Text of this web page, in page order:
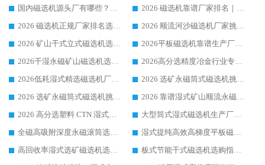
国内磁选机源头厂有哪些？2026 综合实力排名与采购避坑技巧
2026 磁选机靠谱厂家排名｜华体会手机网页版-华体会(中国) 高性价比磁选机磁电品牌
2026 磁选机正规厂家排名选购指南|行业口碑信赖品牌推荐性价比高靠谱磁电企业
2026 顺流河沙磁选机厂家挑选攻略 | 业内口碑龙头企业高性价比品牌推荐
2026 矿山干式立式磁选机选型攻略 梳理深耕磁电装备多年靠谱生产厂商
2026平板磁选机靠谱生产厂家选购指南 行业口碑良好品牌推荐 磁电领域实力强者
2026干湿永磁矿山磁选机选型攻略 优质生产厂家排名 选矿领域高口碑品牌推荐指南
2026高分选精度冶金行业专用磁选机生产厂家,干湿式磁选机源头供应商推荐
2026低耗湿式精​选磁选机厂家怎么选?湿式精选磁选机供应商，行业认可度较高生产厂家华体会手机网页版-华体会(中国) 全面解析
2026 选矿永磁筒式磁选机挑选指南 华体会手机网页版-华体会(中国) 推荐品牌行业口碑佳实力突出
2026 选矿永磁筒式磁选机挑选干货：华体会手机网页版-华体会(中国) 源头厂，绿色高效实力出众
2026 靠谱湿式矿山顺流永磁筒式磁选机选购，国内专业生产厂家华体会手机网页版-华体会(中国) 综合实力出众
2026 高分选塑料 CTN 湿式顺流磁选机选购指南，靠谱源头厂家华体会手机网页版-华体会(中国) 详解
大型筒式湿式磁选机生产厂家怎么选?华体会手机网页版-华体会(中国) 设备口碑广受行业认可
全磁高吸附深度永磁滚筒选购指南 业内口碑稳定磁电设备生产厂家详细推荐
湿式提纯高效高梯度平板磁选机靠谱设备源头厂商华体会手机网页版-华体会(中国) 综合测评
高回收率湿式选矿磁选机选购指南 业内口碑磁电设备生产厂家实力解析
板式节能干式磁选机选购指南，源头生产厂家华体会手机网页版-华体会(中国) 综合实力可观